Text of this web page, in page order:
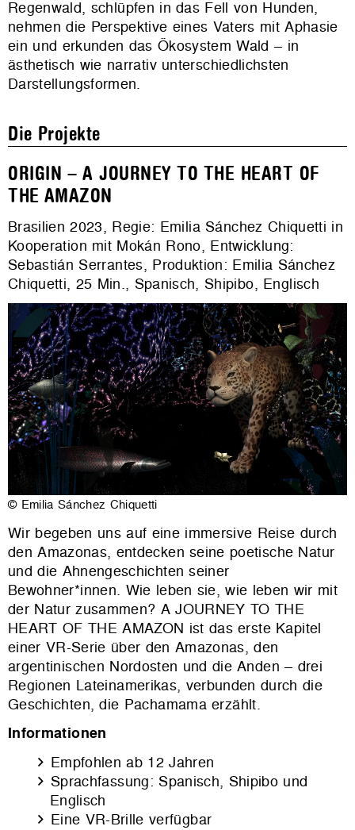
Regenwald, schlüpfen in das Fell von Hunden,
nehmen die Perspektive eines Vaters mit Aphasie
ein und erkunden das Ökosystem Wald – in
ästhetisch wie narrativ unterschiedlichsten
Darstellungsformen.
Die Projekte
ORIGIN – A JOURNEY TO THE HEART OF
THE AMAZON
Brasilien2023, Regie: Emilia Sánchez Chiquetti in
Kooperation mit Mokán Rono, Entwicklung:
Sebastián Serrantes, Produktion: Emilia Sánchez
Chiquetti, 25 Min., Spanisch, Shipibo, Englisch
© Emilia Sánchez Chiquetti
Wir begeben uns auf eine immersive Reise durch
den Amazonas, entdecken seine poetische Natur
und die Ahnengeschichten seiner
Bewohner*innen. Wie leben sie, wie leben wir mit
der Natur zusammen? A JOURNEY TO THE
HEART OF THE AMAZON ist das erste Kapitel
einer VR-Serie über den Amazonas, den
argentinischen Nordosten und die Anden – drei
Regionen Lateinamerikas, verbunden durch die
Geschichten, die Pachamama erzählt.
Informationen
Empfohlen ab 12 Jahren
Sprachfassung: Spanisch, Shipibo und
Englisch
Eine VR-Brille verfügbar